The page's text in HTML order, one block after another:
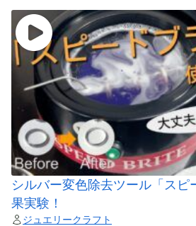
シルバー変色除去ツール「スピ
果実験！
ジュエリークラフト